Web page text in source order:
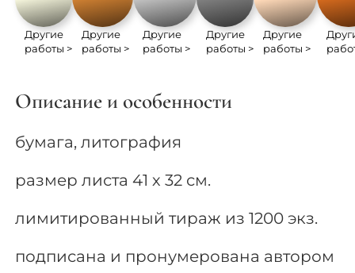
Другие
работы >
Другие
работы >
Другие
работы >
Другие
работы >
Другие
работы >
Описание и особенности
бумага, литография
размер листа 41 х 32 см.
лимитированный тираж из 1200 экз.
подписана и пронумерована автором